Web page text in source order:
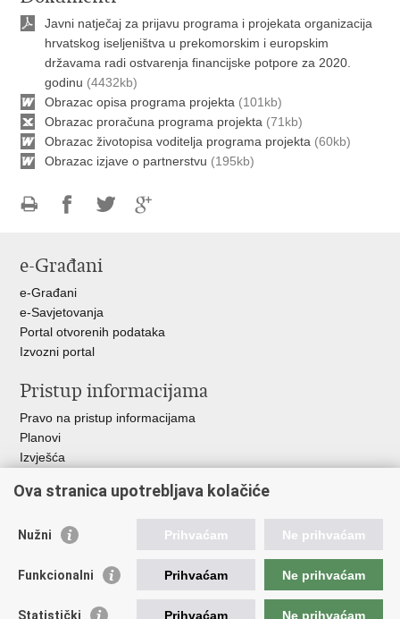
Javni natječaj za prijavu programa i projekata organizacija
hrvatskog iseljeništva u prekomorskim i europskim
državama radi ostvarenja financijske potpore za 2020.
godinu (4432kb)
Obrazac opisa programa projekta (101kb)
Obrazac proračuna programa projekta (71kb)
Obrazac životopisa voditelja programa projekta (60kb)
Obrazac izjave o partnerstvu (195kb)
FacebookuTwitteru
e-Građani
e-Građani
e-Savjetovanja
Portal otvorenih podataka
Izvozni portal
Pristup informacijama
Pravo na pristup informacijama
Planovi
Izvješća
Vlada RH
Ured predsjednika
Ova stranica upotrebljava kolačiće
Nužni Prihvaćam Ne prihvaćam
Funkcionalni Prihvaćam Ne prihvaćam
Statistički Prihvaćam Ne prihvaćam